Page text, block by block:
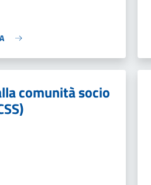
comunità socio